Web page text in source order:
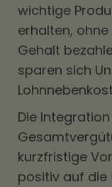
wichtige
erhalten,
Gehalt
sparen sich
Die
kurzfristige
positiv auf die